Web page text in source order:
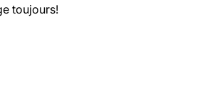
toujours!